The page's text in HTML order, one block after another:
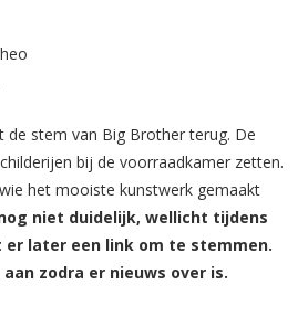
de stem van Big Brother terug. De
bij de voorraadkamer zetten.
het mooiste kunstwerk gemaakt
niet duidelijk, wellicht tijdens
er later een link om te stemmen.
zodra er nieuws over is.